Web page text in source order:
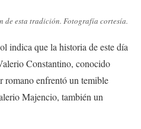
de esta tradición. Fotografía cortesía.
indica que la historia de este día
Constantino, conocido
romano enfrentó un temible
Majencio, también un